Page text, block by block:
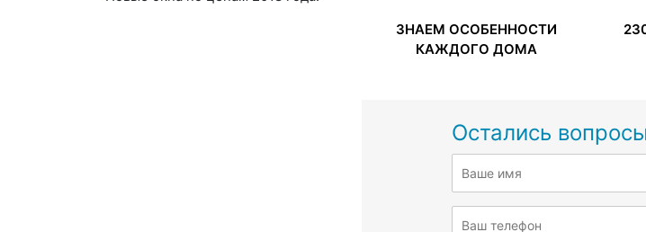
ЗНАЕМ ОСОБЕННОСТИ
КАЖДОГО ДОМА
Остались